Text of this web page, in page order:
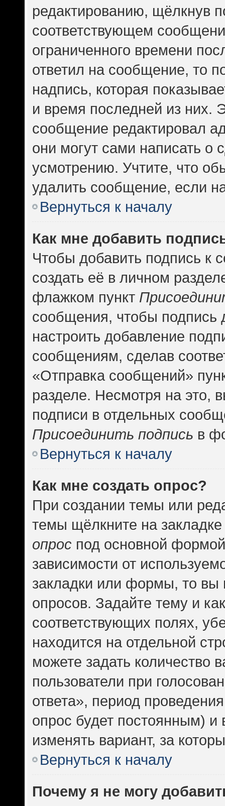
редактированию, щёлкнув
соответствующем
ограниченного времени
ответил на сообщение, то
надпись, которая
и время последней из них.
сообщение редактировал
они могут сами написать о
усмотрению. Учтите, что
удалить сообщение, если
Вернуться к началу
Как мне добавить
Чтобы добавить подпись
создать её в личном
флажком пункт
сообщения, чтобы подпись
настроить добавление
сообщениям, сделав
«Отправка сообщений»
разделе. Несмотря на это,
подписи в отдельных
Присоединить подпись в
Вернуться к началу
Как мне создать опрос?
При создании темы или
темы щёлкните на
опрос под основной
зависимости от
закладки или формы, то вы
опросов. Задайте тему и
соответствующих полях,
находится на отдельной
можете задать количество
пользователи при
ответа», период
опрос будет постоянным) и
изменять вариант, за
Вернуться к началу
Почему я не могу